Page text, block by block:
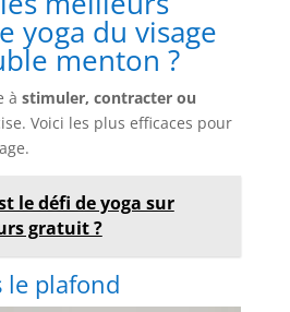
yoga du visage
menton ?
à stimuler, contracter ou
Voici les plus efficaces pour
le défi de yoga sur
gratuit ?
le plafond